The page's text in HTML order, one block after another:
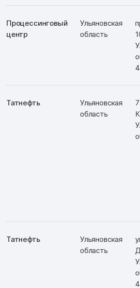
Процессинговый
центр
Ульяновская
область
Татнефть
Ульяновская
область
Татнефть
Ульяновская
область